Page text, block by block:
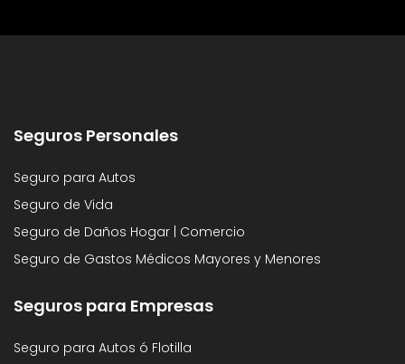
Seguros Personales
Seguro para Autos
Seguro de Vida
Seguro de Daños Hogar | Comercio
Seguro de Gastos Médicos Mayores y Menores
Seguros para Empresas
Seguro para Autos ó Flotilla